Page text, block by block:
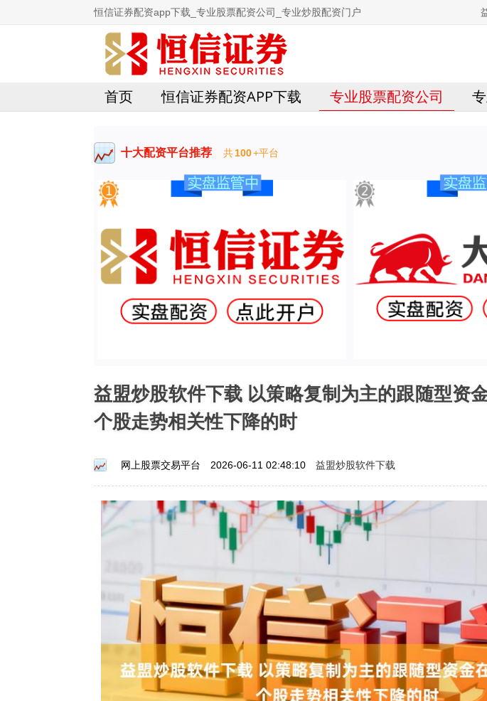
恒信证券配资app下载_专业股票配资公司_专业炒股配资门户
首页 恒信证券配资APP下载 专业股票配资公司
十大配资平台推荐 共100+平台
益盟炒股软件下载 以策略复制为主的跟随型资
个股走势相关性下降的时
网上股票交易平台 2026-06-11 02:48:10 益盟炒股软件下载